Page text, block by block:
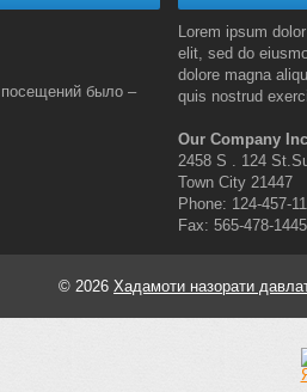
было –
Lorem ipsum
elit, sed do
dolore magna
quis nostrud
Our Company
2458 S . 124
Town City 21447
Phone: 124-457-
Fax: 565-478-1445
© 2026 Хадамоти назорати